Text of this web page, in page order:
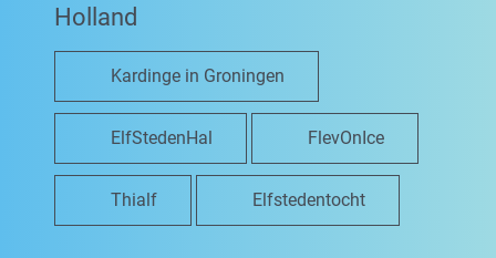
Holland
Kardinge in Groningen
ElfStedenHal FlevOnIce
Thialf Elfstedentocht